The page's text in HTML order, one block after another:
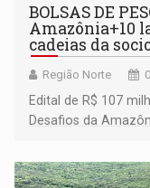
BOLSAS DE
Amazônia+10
cadeias da
Região Norte
Edital de R$ 107
Desafios da
submissão de pré-
setembro